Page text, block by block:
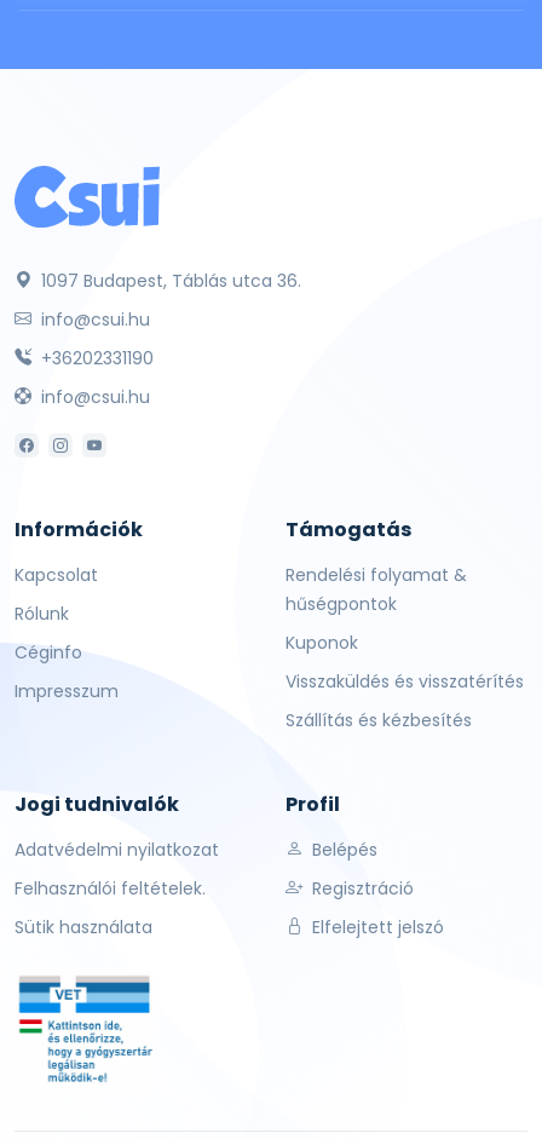
1097 Budapest, Táblás utca 36.
info@csui.hu
+36202331190
info@csui.hu
Információk
Kapcsolat
Rólunk
Céginfo
Impresszum
Támogatás
Rendelési folyamat &
hűségpontok
Kuponok
Visszaküldés és visszatérítés
Szállítás és kézbesítés
Jogi tudnivalók
Adatvédelmi nyilatkozat
Felhasználói feltételek.
Sütik használata
Profil
Belépés
Regisztráció
Elfelejtett jelszó